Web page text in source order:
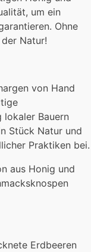
um ein
Ohne
Natur!
von Hand
Bauern
Stück Natur und
Praktiken bei.
aus Honig und
Erdbeeren